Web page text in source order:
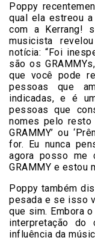
Poppy
qual ela estreou a
com a Kerrang!
musicista
notícia: “Foi
são os
que você pode
pessoas que
indicadas, e é
pessoas que
nomes pelo resto
GRAMMY’ ou
for. Eu nunca
agora posso me
GRAMMY e estou
Poppy também
pesada e se isso
que sim. Embora
interpretação
influência da